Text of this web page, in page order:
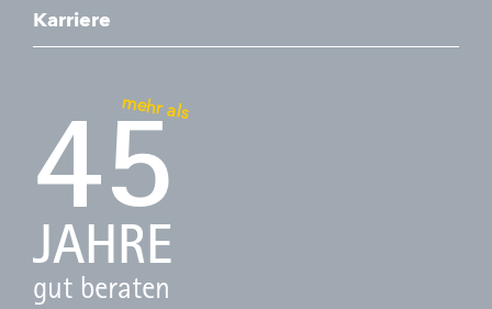
Karriere
mehr als
45
JAHRE
gut beraten